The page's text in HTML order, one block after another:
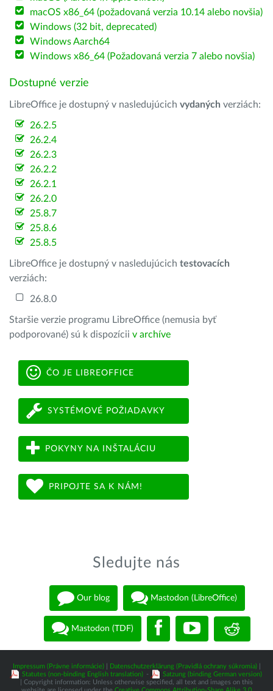
macOS x86_64 (požadovaná verzia 10.14 alebo novšia)
Windows (32 bit, deprecated)
Windows Aarch64
Windows x86_64 (Požadovaná verzia 7 alebo novšia)
Dostupné verzie
LibreOffice je dostupný v nasledujúcich vydaných verziách:
26.2.5
26.2.4
26.2.3
26.2.2
26.2.1
26.2.0
25.8.7
25.8.6
25.8.5
LibreOffice je dostupný v nasledujúcich testovacích
verziách:
26.8.0
Staršie verzie programu LibreOffice (nemusia byť
podporované) sú k dispozícii v archíve
ČO JE LIBREOFFICE
SYSTÉMOVÉ POŽIADAVKY
POKYNY NA INŠTALÁCIU
PRIPOJTE SA K NÁM!
Sledujte nás
Our blog Mastodon (LibreOffice)
Mastodon (TDF)
Impressum (Právne informácie)| Datenschutzerklärung (Pravidlá ochrany súkromia)|
Statutes (non-binding English translation) -
Satzung (binding German version)
| Copyright information: Unless otherwise specified, all text and images on this